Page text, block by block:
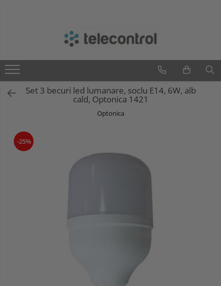
Teletask
Artsound
IntelightSet 3 becuri led lumanare, soclu E14, 6W, alb
cald, Optonica 1421
Optonica
-25%